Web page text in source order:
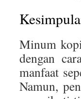
Minum
dengan
manfaat
Namun,